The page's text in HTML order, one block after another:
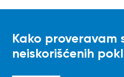
Kako proveravam
neiskorišćenih